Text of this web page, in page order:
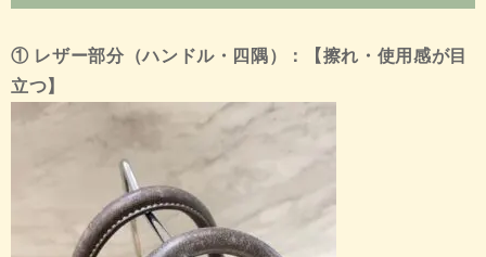
① レザー部分（ハンドル・四隅）：【擦れ・使用感が目
立つ】